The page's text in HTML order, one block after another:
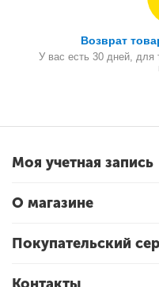
Возврат
У вас есть 30 дней, для
Моя учетная запись
О магазине
Покупательский